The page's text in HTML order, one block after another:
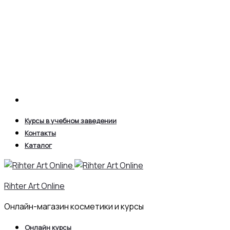
Курсы в учебном заведении
Контакты
Каталог
Rihter Art Online
Онлайн-магазин косметики и курсы
Онлайн курсы